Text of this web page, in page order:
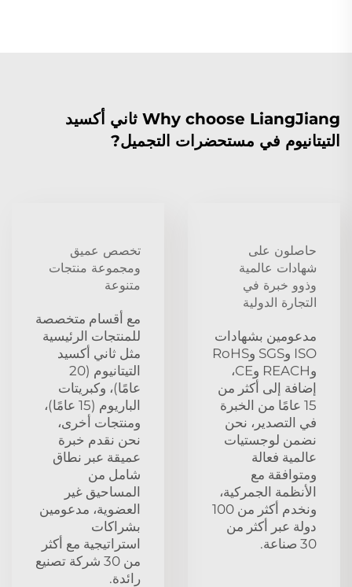
Why choose LiangJiang ثاني أكسيد
التيتانيوم في مستحضرات التجميل?
حاصلون على
شهادات عالمية
وذوو خبرة في
التجارة الدولية
مدعومين بشهادات
ISO وSGS وRoHS
وREACH وCE،
إضافة إلى أكثر من
15 عامًا من الخبرة
في التصدير، نحن
نضمن لوجستيات
عالمية فعالة
ومتوافقة مع
الأنظمة الجمركية،
ونخدم أكثر من 100
دولة عبر أكثر من
30 صناعة.
تخصص عميق
ومجموعة منتجات
متنوعة
مع أقسام متخصصة
للمنتجات الرئيسية
مثل ثاني أكسيد
التيتانيوم (20
عامًا)، وكبريتات
الباريوم (15 عامًا)،
ومنتجات أخرى،
نحن نقدم خبرة
عميقة عبر نطاق
شامل من
المساحيق غير
العضوية، مدعومين
بشراكات
استراتيجية مع أكثر
من 30 شركة تصنيع
رائدة.